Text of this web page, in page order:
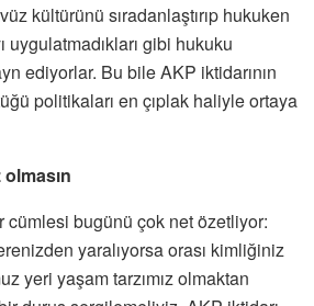
kültürünü sıradanlaştırıp hukuken
uygulatmadıkları gibi hukuku
ediyorlar. Bu bile AKP iktidarının
politikaları en çıplak haliyle ortaya
olmasın
cümlesi bugünü çok net özetliyor:
yaralıyorsa orası kimliğiniz
yeri yaşam tarzımız olmaktan